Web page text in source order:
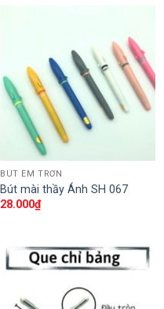
BÚT ÊM TRƠN
Bút mài thầy Ánh SH 067
28.000₫